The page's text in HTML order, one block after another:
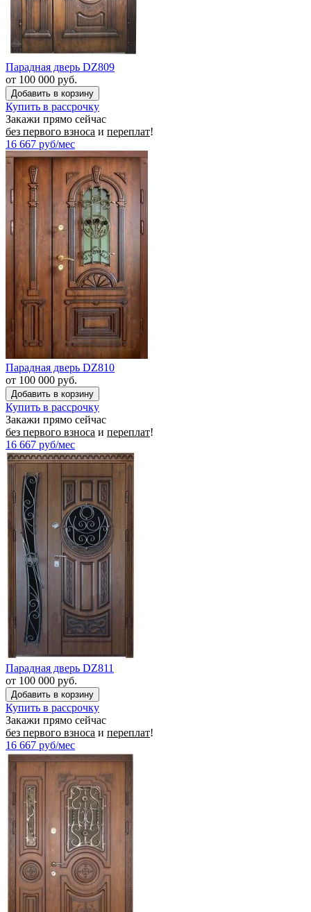
Парадная дверь DZ809
от 100 000 руб.
Купить в рассрочку
Закажи прямо сейчас
без первого взноса и переплат!
16 667 руб/мес
Парадная дверь DZ810
от 100 000 руб.
Купить в рассрочку
Закажи прямо сейчас
без первого взноса и переплат!
16 667 руб/мес
Парадная дверь DZ811
от 100 000 руб.
Купить в рассрочку
Закажи прямо сейчас
без первого взноса и переплат!
16 667 руб/мес